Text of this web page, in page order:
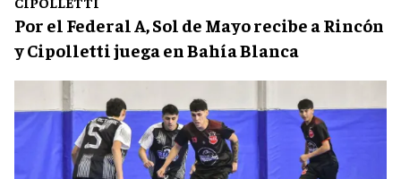
Por el Federal A, Sol de Mayo recibe a Rincón
y Cipolletti juega en Bahía Blanca